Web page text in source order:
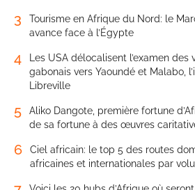
3
Tourisme en Afrique du Nord: le
avance face à l’Égypte
4
Les USA délocalisent l’examen
gabonais vers Yaoundé et Malabo,
Libreville
5
Aliko Dangote, première fortune
de sa fortune à des œuvres
6
Ciel africain: le top 5 des routes
africaines et internationales par